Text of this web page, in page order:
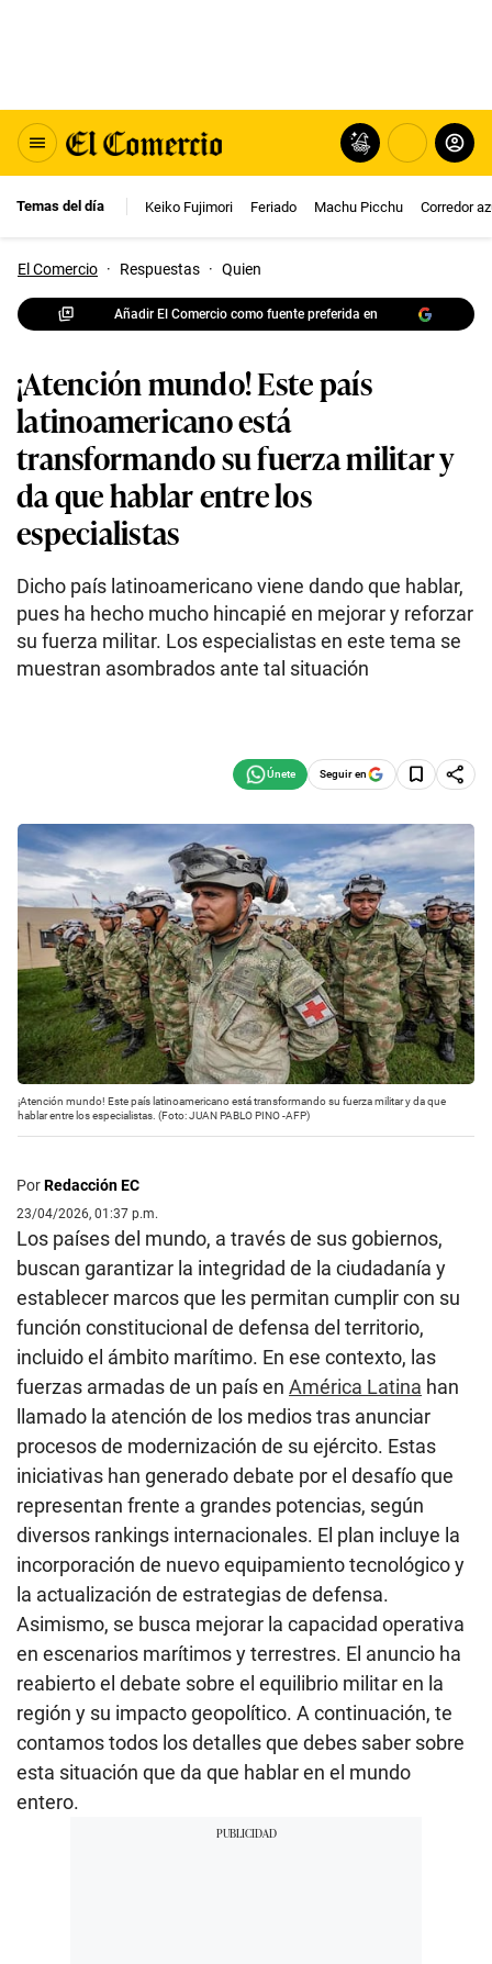
Temas del día Keiko Fujimori Feriado Machu Picchu Corredor
El Comercio · Respuestas · Quien
Añadir El Comercio como fuente preferida en
¡Atención mundo! Este país
latinoamericano está
transformando su fuerza militar y
da que hablar entre los
especialistas
Dicho país latinoamericano viene dando que hablar,
pues ha hecho mucho hincapié en mejorar y reforzar
su fuerza militar. Los especialistas en este tema se
muestran asombrados ante tal situación
Seguir en
¡Atención mundo! Este país latinoamericano está transformando su fuerza militar y da que
hablar entre los especialistas. (Foto: JUAN PABLO PINO -AFP)
PorRedacción EC
23/04/2026, 01:37 p.m.
Los países del mundo, a través de sus gobiernos,
buscan garantizar la integridad de la ciudadanía y
establecer marcos que les permitan cumplir con su
función constitucional de defensa del territorio,
incluido el ámbito marítimo. En ese contexto, las
fuerzas armadas de un país en América Latina han
llamado la atención de los medios tras anunciar
procesos de modernización de su ejército. Estas
iniciativas han generado debate por el desafío que
representan frente a grandes potencias, según
diversos rankings internacionales. El plan incluye la
incorporación de nuevo equipamiento tecnológico y
la actualización de estrategias de defensa.
Asimismo, se busca mejorar la capacidad operativa
en escenarios marítimos y terrestres. El anuncio ha
reabierto el debate sobre el equilibrio militar en la
región y su impacto geopolítico. A continuación, te
contamos todos los detalles que debes saber sobre
esta situación que da que hablar en el mundo
entero.